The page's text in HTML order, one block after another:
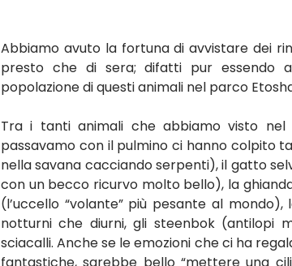
Abbiamo avuto la fortuna di avvistare dei
presto che di sera; difatti pur essendo
popolazione di questi animali nel parco
Tra i tanti animali che abbiamo visto
passavamo con il pulmino ci hanno colpito
nella savana cacciando serpenti), il gatto
con un becco ricurvo molto bello), la
(l’uccello “volante” più pesante al
notturni che diurni, gli steenbok (antilopi
sciacalli. Anche se le emozioni che ci ha